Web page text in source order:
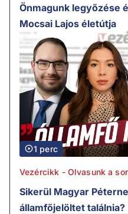
Önmagunk legyőzése
Mocsai Lajos életútja
1 perc
Vezércikk - Olvasunk a
Sikerül Magyar
államfőjelöltet találnia?